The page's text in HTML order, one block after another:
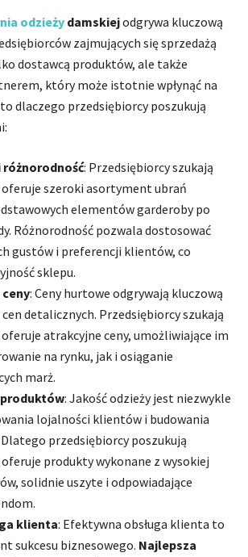
odzieży damskiejodgrywa kluczową
zajmujących się sprzedażą
dostawcą produktów, ale także
który może istotnie wpłynąć na
dlaczego przedsiębiorcy poszukują
różnorodność: Przedsiębiorcy szukają
szeroki asortyment ubrań
elementów garderoby po
Różnorodność pozwala dostosować
gustów i preferencji klientów, co
sklepu.
: Ceny hurtowe odgrywają kluczową
detalicznych. Przedsiębiorcy szukają
atrakcyjne ceny, umożliwiające im
na rynku, jak i osiąganie
marż.
: Jakość odzieży jest niezwykle
lojalności klientów i budowania
przedsiębiorcy poszukują
produkty wykonane z wysokiej
solidnie uszyte i odpowiadające
klienta: Efektywna obsługa klienta to
sukcesu biznesowego. Najlepsza